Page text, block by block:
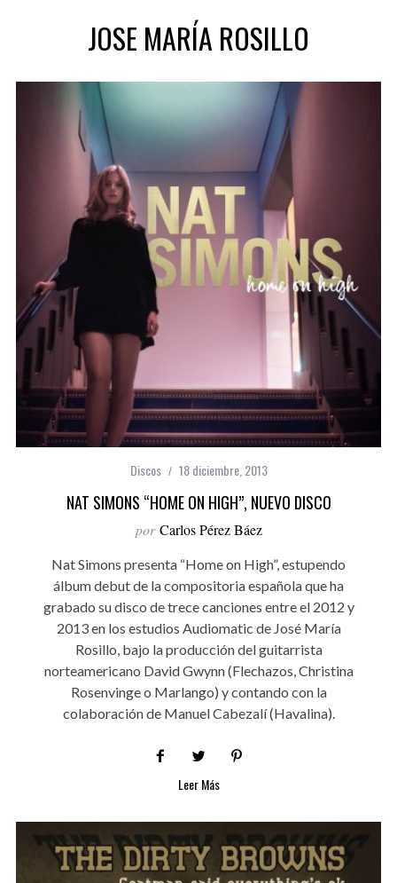
JOSE MARÍA ROSILLO
Discos 18 diciembre, 2013
NAT SIMONS “HOME ON HIGH”, NUEVO DISCO
por Carlos Pérez Báez
Nat Simons presenta “Home on High”, estupendo
álbum debut de la compositoria española que ha
grabado su disco de trece canciones entre el 2012 y
2013 en los estudios Audiomatic de José María
Rosillo, bajo la producción del guitarrista
norteamericano David Gwynn (Flechazos, Christina
Rosenvinge o Marlango) y contando con la
colaboración de Manuel Cabezalí (Havalina).
Leer Más